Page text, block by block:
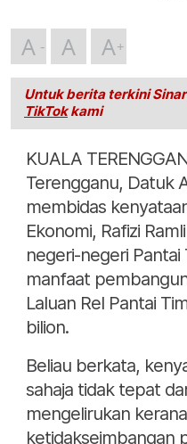
A A A
Untuk berita terkini
TikTokkami
KUALA
Terengganu, Datuk
membidas
Ekonomi, Rafizi
negeri-negeri
manfaat
Laluan Rel Pantai
bilion.
Beliau berkata,
sahaja tidak tepat
mengelirukan
ketidakseimbangan